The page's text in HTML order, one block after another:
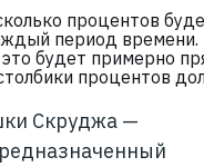
процентов
период времени.
будет примерно
процентов
Скруджа —